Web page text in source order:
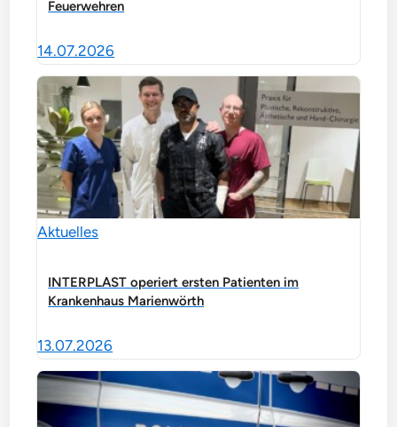
Feuerwehren
14.07.2026
Aktuelles
INTERPLAST operiert ersten Patienten im
Krankenhaus Marienwörth
13.07.2026